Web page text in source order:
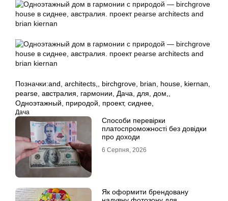
Позначки:and architects, birchgrove brian house kiernan
pearse австралия гармонии Дача для дом,
Одноэтажный
природой проект, сиднее,
Дача
Способи перевірки
платоспроможності без довідки
про доходи
6 Серпня, 2026
Як оформити брендовану